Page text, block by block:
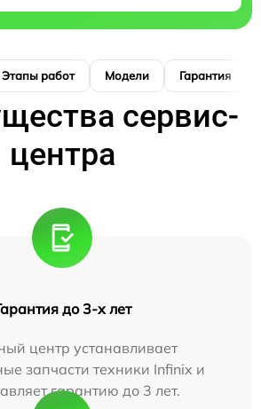
Этапы работ Модели Гарантия
сервис-
центра
до 3-х лет
центр устанавливает
запчасти техники Infinix и
гарантию до 3 лет.